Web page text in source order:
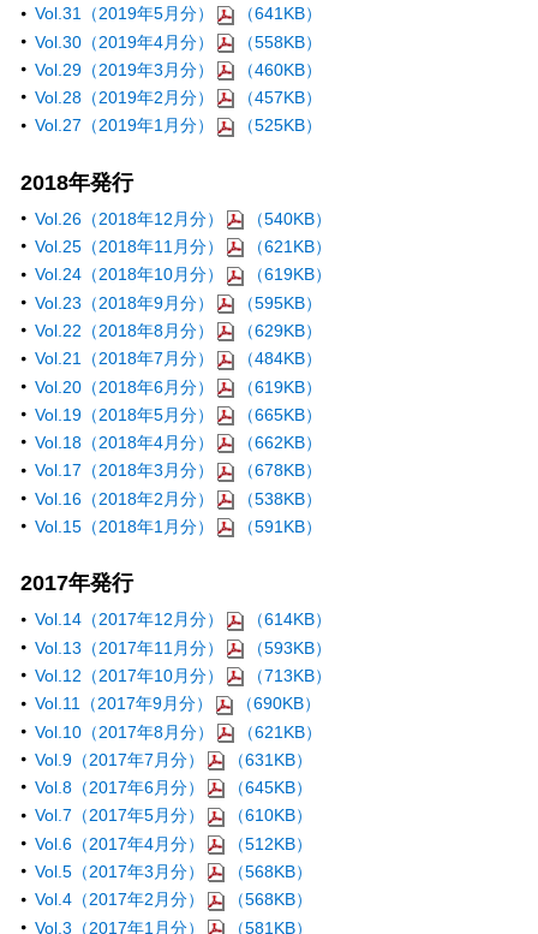
Vol.31（2019年5月分）
（641KB）
Vol.30（2019年4月分）
（558KB）
Vol.29（2019年3月分）
（460KB）
Vol.28（2019年2月分）
（457KB）
Vol.27（2019年1月分）
（525KB）
2018年発行
Vol.26（2018年12月分）
（540KB）
Vol.25（2018年11月分）
（621KB）
Vol.24（2018年10月分）
（619KB）
Vol.23（2018年9月分）
（595KB）
Vol.22（2018年8月分）
（629KB）
Vol.21（2018年7月分）
（484KB）
Vol.20（2018年6月分）
（619KB）
Vol.19（2018年5月分）
（665KB）
Vol.18（2018年4月分）
（662KB）
Vol.17（2018年3月分）
（678KB）
Vol.16（2018年2月分）
（538KB）
Vol.15（2018年1月分）
（591KB）
2017年発行
Vol.14（2017年12月分）
（614KB）
Vol.13（2017年11月分）
（593KB）
Vol.12（2017年10月分）
（713KB）
Vol.11（2017年9月分）
（690KB）
Vol.10（2017年8月分）
（621KB）
Vol.9（2017年7月分）
（631KB）
Vol.8（2017年6月分）
（645KB）
Vol.7（2017年5月分）
（610KB）
Vol.6（2017年4月分）
（512KB）
Vol.5（2017年3月分）
（568KB）
Vol.4（2017年2月分）
（568KB）
Vol.3（2017年1月分）
（581KB）